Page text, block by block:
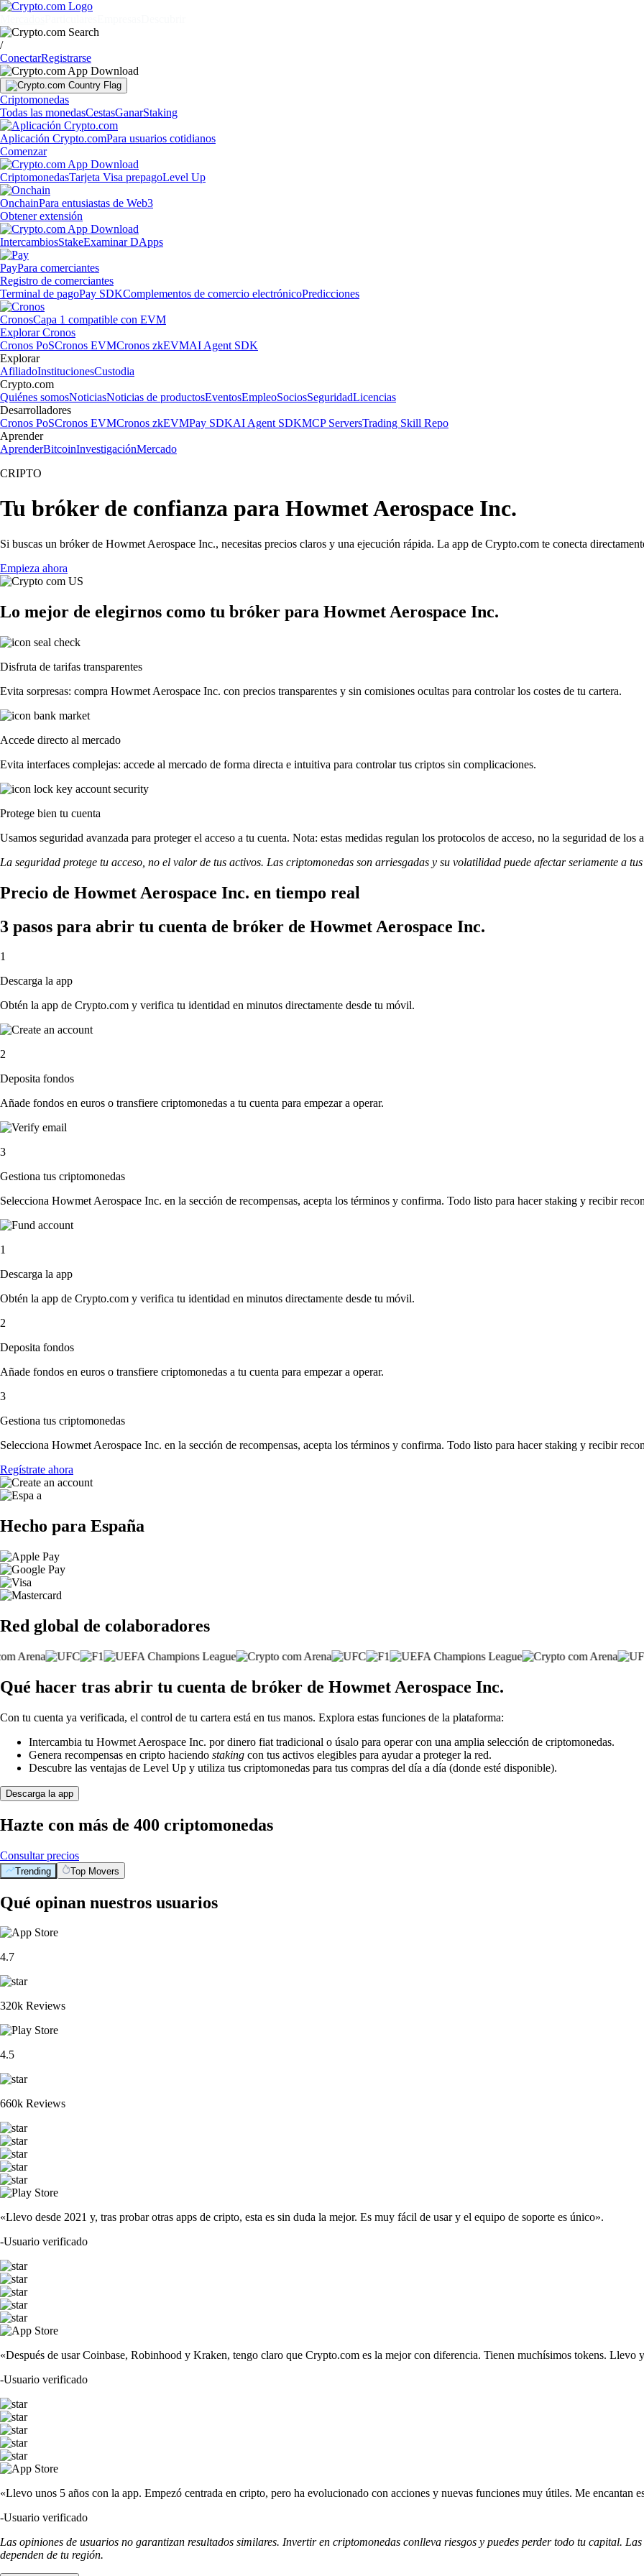
/
ConectarRegistrarse
Criptomonedas
Todas las monedasCestasGanarStaking
Aplicación Crypto.comPara usuarios cotidianos
Comenzar
CriptomonedasTarjeta Visa prepagoLevel Up
OnchainPara entusiastas de Web3
Obtener extensión
IntercambiosStakeExaminar DApps
PayPara comerciantes
Registro de comerciantes
Terminal de pagoPay SDKComplementos de comercio electrónicoPredicciones
CronosCapa 1 compatible con EVM
Explorar Cronos
Cronos PoSCronos EVMCronos zkEVMAI Agent SDK
Explorar
AfiliadoInstitucionesCustodia
Crypto.com
Quiénes somosNoticiasNoticias de productosEventosEmpleoSociosSeguridadLicencias
Desarrolladores
Cronos PoSCronos EVMCronos zkEVMPay SDKAI Agent SDKMCP ServersTrading Skill Repo
Aprender
AprenderBitcoinInvestigaciónMercado
CRIPTO
Tu bróker de confianza para Howmet Aerospace Inc.
Si buscas un bróker de Howmet Aerospace Inc., necesitas precios claros y una ejecución rápida. La app de Crypto.com te conecta
Empieza ahora
Lo mejor de elegirnos como tu bróker para Howmet Aerospace Inc.
Disfruta de tarifas transparentes
Evita sorpresas: compra Howmet Aerospace Inc. con precios transparentes y sin comisiones ocultas para controlar los costes de tu cartera.
Accede directo al mercado
Evita interfaces complejas: accede al mercado de forma directa e intuitiva para controlar tus criptos sin complicaciones.
Protege bien tu cuenta
Usamos seguridad avanzada para proteger el acceso a tu cuenta. Nota: estas medidas regulan los protocolos de acceso, no la seguridad de los
La seguridad protege tu acceso, no el valor de tus activos. Las criptomonedas son arriesgadas y su volatilidad puede afectar seriamente a
Precio de Howmet Aerospace Inc. en tiempo real
3 pasos para abrir tu cuenta de bróker de Howmet Aerospace Inc.
1
Descarga la app
Obtén la app de Crypto.com y verifica tu identidad en minutos directamente desde tu móvil.
2
Deposita fondos
Añade fondos en euros o transfiere criptomonedas a tu cuenta para empezar a operar.
3
Gestiona tus criptomonedas
Selecciona Howmet Aerospace Inc. en la sección de recompensas, acepta los términos y confirma. Todo listo para hacer staking y recibir
1
Descarga la app
Obtén la app de Crypto.com y verifica tu identidad en minutos directamente desde tu móvil.
2
Deposita fondos
Añade fondos en euros o transfiere criptomonedas a tu cuenta para empezar a operar.
3
Gestiona tus criptomonedas
Selecciona Howmet Aerospace Inc. en la sección de recompensas, acepta los términos y confirma. Todo listo para hacer staking y recibir
Regístrate ahora
Hecho para España
Red global de colaboradores
Qué hacer tras abrir tu cuenta de bróker de Howmet Aerospace Inc.
Con tu cuenta ya verificada, el control de tu cartera está en tus manos. Explora estas funciones de la plataforma:
Intercambia tu Howmet Aerospace Inc. por dinero fiat tradicional o úsalo para operar con una amplia selección de criptomonedas.
Genera recompensas en cripto haciendo staking con tus activos elegibles para ayudar a proteger la red.
Descubre las ventajas de Level Up y utiliza tus criptomonedas para tus compras del día a día (donde esté disponible).
Descarga la app
Hazte con más de 400 criptomonedas
Consultar precios
Trending Top Movers
Qué opinan nuestros usuarios
4.7
320k Reviews
4.5
660k Reviews
«Llevo desde 2021 y, tras probar otras apps de cripto, esta es sin duda la mejor. Es muy fácil de usar y el equipo de soporte es único».
-Usuario verificado
«Después de usar Coinbase, Robinhood y Kraken, tengo claro que Crypto.com es la mejor con diferencia. Tienen muchísimos tokens.
-Usuario verificado
«Llevo unos 5 años con la app. Empezó centrada en cripto, pero ha evolucionado con acciones y nuevas funciones muy útiles. Me encantan
-Usuario verificado
Las opiniones de usuarios no garantizan resultados similares. Invertir en criptomonedas conlleva riesgos y puedes perder todo tu capital.
dependen de tu región.